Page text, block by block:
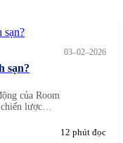
03–02–2026
sạn?
của Room
chiến lược…
12 phút đọc